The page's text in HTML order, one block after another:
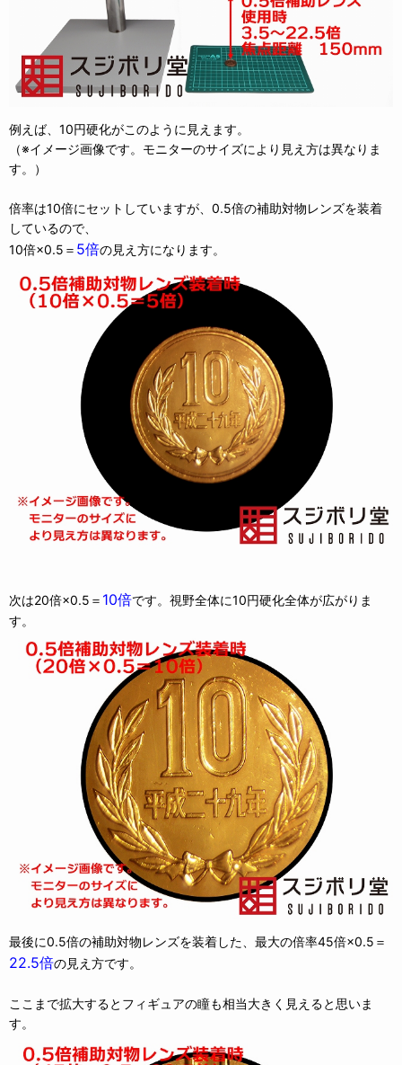
例えば、10円硬化がこのように見えます。
（※イメージ画像です。モニターのサイズにより見え方は異なりま
す。）
倍率は10倍にセットしていますが、0.5倍の補助対物レンズを装着
しているので、
10倍×0.5＝ 5倍の見え方になります。
次は20倍×0.5＝ 10倍です。視野全体に10円硬化全体が広がりま
す。
最後に0.5倍の補助対物レンズを装着した、最大の倍率45倍×0.5＝
22.5倍の見え方です。
ここまで拡大するとフィギュアの瞳も相当大きく見えると思いま
す。